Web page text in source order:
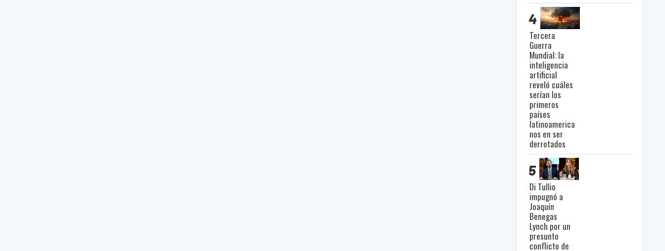
4
Tercera
Guerra
Mundial: la
inteligencia
artificial
reveló cuáles
serían los
primeros
países
latinoamerica
nos en ser
derrotados
5
Di Tullio
impugnó a
Joaquín
Benegas
Lynch por un
presunto
conflicto de